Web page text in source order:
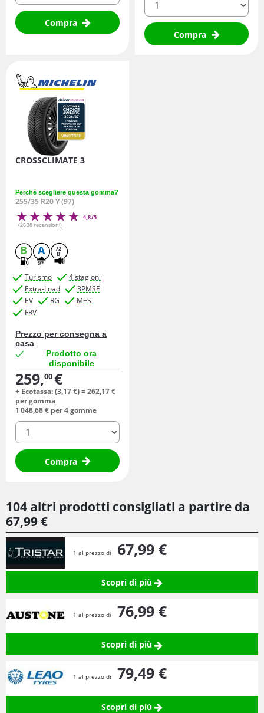
Compra
Compra
CROSSCLIMATE 3
Perché scegliere questa gomma?
255/35 R20 Y (97)
4,8/5
(2638 recensioni)
B A 72
B
Turismo
4 stagioni
Extra-Load
3PMSF
EV
RG
M+S
FRV
Prezzo per consegna a
casa
Prodotto ora
disponibile
259,00€
+ Ecotassa: (3,17€) =262,17€
per gomma
1 048,68€ per 4 gomme
quantità
Compra
104 altri prodotti consigliati a partire da
67,99€
1 al prezzo di 67,99 €
Scopri di più
1 al prezzo di 76,99 €
Scopri di più
1 al prezzo di 79,49 €
Scopri di più